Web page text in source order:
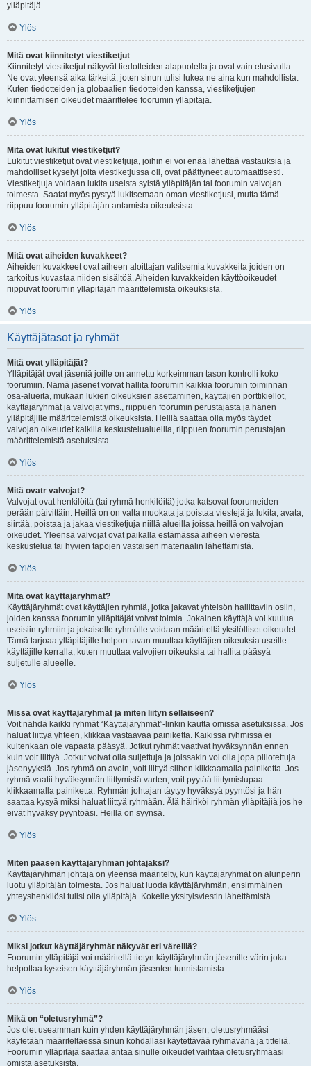
ylläpitäjä.
Ylös
Mitä ovat kiinnitetyt viestiketjut
Kiinnitetyt viestiketjut näkyvät tiedotteiden alapuolella ja ovat vain etusivulla.
Ne ovat yleensä aika tärkeitä, joten sinun tulisi lukea ne aina kun mahdollista.
Kuten tiedotteiden ja globaalien tiedotteiden kanssa, viestiketjujen
kiinnittämisen oikeudet määrittelee foorumin ylläpitäjä.
Ylös
Mitä ovat lukitut viestiketjut?
Lukitut viestiketjut ovat viestiketjuja, joihin ei voi enää lähettää vastauksia ja
mahdolliset kyselyt joita viestiketjussa oli, ovat päättyneet automaattisesti.
Viestiketjuja voidaan lukita useista syistä ylläpitäjän tai foorumin valvojan
toimesta. Saatat myös pystyä lukitsemaan oman viestiketjusi, mutta tämä
riippuu foorumin ylläpitäjän antamista oikeuksista.
Ylös
Mitä ovat aiheiden kuvakkeet?
Aiheiden kuvakkeet ovat aiheen aloittajan valitsemia kuvakkeita joiden on
tarkoitus kuvastaa niiden sisältöä. Aiheiden kuvakkeiden käyttöoikeudet
riippuvat foorumin ylläpitäjän määrittelemistä oikeuksista.
Ylös
Käyttäjätasot ja ryhmät
Mitä ovat ylläpitäjät?
Ylläpitäjät ovat jäseniä joille on annettu korkeimman tason kontrolli koko
foorumiin. Nämä jäsenet voivat hallita foorumin kaikkia foorumin toiminnan
osa-alueita, mukaan lukien oikeuksien asettaminen, käyttäjien porttikiellot,
käyttäjäryhmät ja valvojat yms., riippuen foorumin perustajasta ja hänen
ylläpitäjille määrittelemistä oikeuksista. Heillä saattaa olla myös täydet
valvojan oikeudet kaikilla keskustelualueilla, riippuen foorumin perustajan
määrittelemistä asetuksista.
Ylös
Mitä ovatr valvojat?
Valvojat ovat henkilöitä (tai ryhmä henkilöitä) jotka katsovat foorumeiden
perään päivittäin. Heillä on on valta muokata ja poistaa viestejä ja lukita, avata,
siirtää, poistaa ja jakaa viestiketjuja niillä alueilla joissa heillä on valvojan
oikeudet. Yleensä valvojat ovat paikalla estämässä aiheen vierestä
keskustelua tai hyvien tapojen vastaisen materiaalin lähettämistä.
Ylös
Mitä ovat käyttäjäryhmät?
Käyttäjäryhmät ovat käyttäjien ryhmiä, jotka jakavat yhteisön hallittaviin osiin,
joiden kanssa foorumin ylläpitäjät voivat toimia. Jokainen käyttäjä voi kuulua
useisiin ryhmiin ja jokaiselle ryhmälle voidaan määritellä yksilölliset oikeudet.
Tämä tarjoaa ylläpitäjille helpon tavan muuttaa käyttäjien oikeuksia useille
käyttäjille kerralla, kuten muuttaa valvojien oikeuksia tai hallita pääsyä
suljetulle alueelle.
Ylös
Missä ovat käyttäjäryhmät ja miten liityn sellaiseen?
Voit nähdä kaikki ryhmät “Käyttäjäryhmät”-linkin kautta omissa asetuksissa. Jos
haluat liittyä yhteen, klikkaa vastaavaa painiketta. Kaikissa ryhmissä ei
kuitenkaan ole vapaata pääsyä. Jotkut ryhmät vaativat hyväksynnän ennen
kuin voit liittyä. Jotkut voivat olla suljettuja ja joissakin voi olla jopa piilotettuja
jäsenyyksiä. Jos ryhmä on avoin, voit liittyä siihen klikkaamalla painiketta. Jos
ryhmä vaatii hyväksynnän liittymistä varten, voit pyytää liittymislupaa
klikkaamalla painiketta. Ryhmän johtajan täytyy hyväksyä pyyntösi ja hän
saattaa kysyä miksi haluat liittyä ryhmään. Älä häiriköi ryhmän ylläpitäjiä jos he
eivät hyväksy pyyntöäsi. Heillä on syynsä.
Ylös
Miten pääsen käyttäjäryhmän johtajaksi?
Käyttäjäryhmän johtaja on yleensä määritelty, kun käyttäjäryhmät on alunperin
luotu ylläpitäjän toimesta. Jos haluat luoda käyttäjäryhmän, ensimmäinen
yhteyshenkilösi tulisi olla ylläpitäjä. Kokeile yksityisviestin lähettämistä.
Ylös
Miksi jotkut käyttäjäryhmät näkyvät eri väreillä?
Foorumin ylläpitäjä voi määritellä tietyn käyttäjäryhmän jäsenille värin joka
helpottaa kyseisen käyttäjäryhmän jäsenten tunnistamista.
Ylös
Mikä on “oletusryhmä”?
Jos olet useamman kuin yhden käyttäjäryhmän jäsen, oletusryhmääsi
käytetään määriteltäessä sinun kohdallasi käytettävää ryhmäväriä ja titteliä.
Foorumin ylläpitäjä saattaa antaa sinulle oikeudet vaihtaa oletusryhmääsi
omista asetuksista.